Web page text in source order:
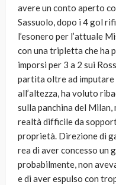
avere un conto aperto
Sassuolo, dopo i 4 gol
l’esonero per l’attuale
con una tripletta che ha
imporsi per 3 a 2 sui
partita oltre ad
all’altezza, ha voluto
sulla panchina del Milan,
realtà difficile da
proprietà. Direzione di
rea di aver concesso un
probabilmente, non
e di aver espulso con